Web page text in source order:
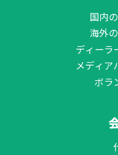
国内
海外
ディーラ
メディア
ボラ